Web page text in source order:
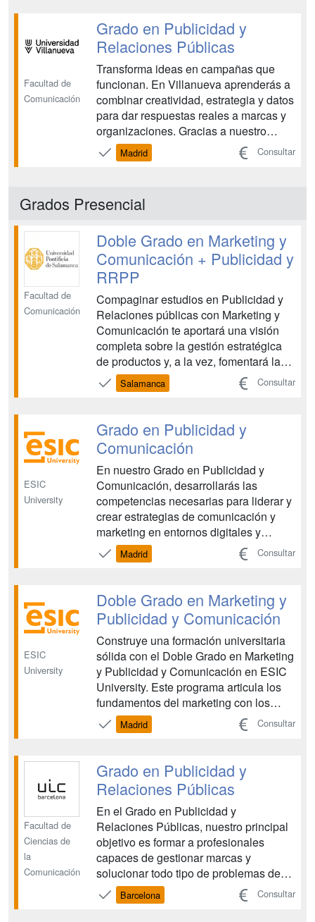
estudio y profundiza en la teoría de la
comunicación publici...
Facultad de
Comunicación
Grado en Publicidad y
Relaciones Públicas
Transforma ideas en campañas que
funcionan. En Villanueva aprenderás a
combinar creatividad, estrategia y datos
para dar respuestas reales a marcas y
organizaciones. Gracias a nuestro
modelo Active Learning aprenderás
haciendo desde el primer día: te
reales, construirás t...
Madrid Consultar
Grados Presencial
Facultad de
Comunicación
Doble Grado en Marketing y
Comunicación + Publicidad y
RRPP
Compaginar estudios en Publicidad y
Relaciones públicas con Marketing y
Comunicación te aportará una visión
completa sobre la gestión estratégica
de productos y, a la vez, fomentará la
investigación y tu desarrollo creativo. ...
Salamanca Consultar
ESIC
University
Grado en Publicidad y
Comunicación
En nuestro Grado en Publicidad y
Comunicación, desarrollarás las
competencias necesarias para liderar y
crear estrategias de comunicación y
marketing en entornos digitales y
globales cada vez más complejos. Hoy
más que nunca, las marcas necesitan
Esto abre un universo de oportunidades
para profesionales crea...
Madrid Consultar
ESIC
University
Doble Grado en Marketing y
Publicidad y Comunicación
Construye una formación universitaria
sólida con el Doble Grado en Marketing
y Publicidad y Comunicación en ESIC
University. Este programa articula los
fundamentos del marketing con los
principios de la comunicación y la
publicidad, formando profesionales
desarrollar estrategias y diseñar
mensajes coherentes y eficac...
Madrid Consultar
Facultad de
Ciencias de
la
Comunicación
Grado en Publicidad y
Relaciones Públicas
En el Grado en Publicidad y
Relaciones Públicas, nuestro principal
objetivo es formar a profesionales
capaces de gestionar marcas y
solucionar todo tipo de problemas de
comunicación. Con este fin, ofrecemos
una formación integral y personalizada,
Barcelona Consultar